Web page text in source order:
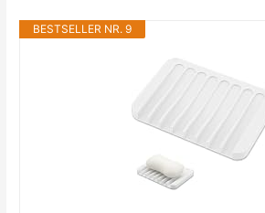
BESTSELLER NR. 9